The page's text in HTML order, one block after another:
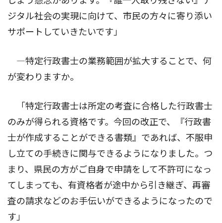
ジタル社会の実現に向けて、市民の方々に寄り添い
サポートしていきたいです」
―特定行政書士の業務範囲が拡大することで、何
が変わりますか。
「特定行政書士は所定の考査に合格した行政書士
のみが得られる資格です。今回の改正で、『行政書
士が作成することができる書類』であれば、不服申
し立ての手続きに関与できるようになりました。つ
まり、県民の方がご自身で申請をして不許可になっ
てしまっても、有資格者が途中から引き継ぎ、再審
査の請求などのお手伝いができるようになったので
す」